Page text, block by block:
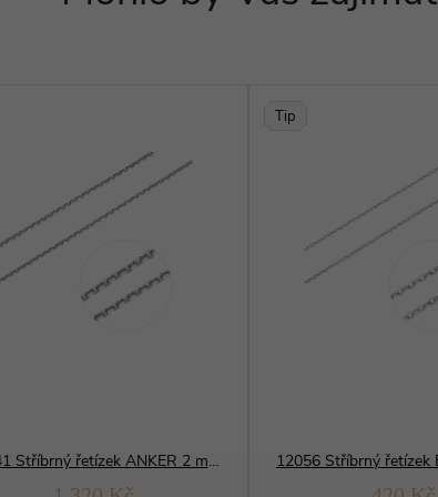
01241 Stříbrný řetízek ANKER 2 mm
Tip